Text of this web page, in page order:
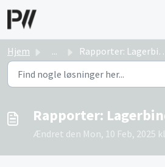
Hjem ... Rapporter: Lagerbinding
Rapporter:
Ændret den Mon, 10 Feb, 2025